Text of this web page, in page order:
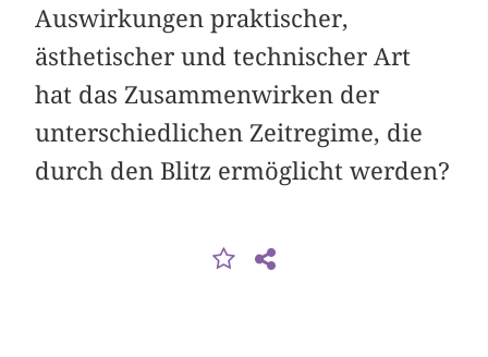
Auswirkungen praktischer,
ästhetischer und technischer Art
hat das Zusammenwirken der
unterschiedlichen Zeitregime, die
durch den Blitz ermöglicht werden?